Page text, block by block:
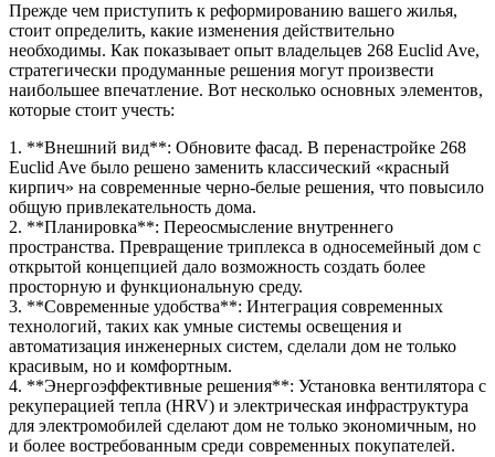
Прежде чем приступить к реформированию вашего жилья,
стоит определить, какие изменения действительно
необходимы. Как показывает опыт владельцев 268 Euclid Ave,
стратегически продуманные решения могут произвести
наибольшее впечатление. Вот несколько основных элементов,
которые стоит учесть:
1. **Внешний вид**: Обновите фасад. В перенастройке 268
Euclid Ave было решено заменить классический «красный
кирпич» на современные черно-белые решения, что повысило
общую привлекательность дома.
2. **Планировка**: Переосмысление внутреннего
пространства. Превращение триплекса в односемейный дом с
открытой концепцией дало возможность создать более
просторную и функциональную среду.
3. **Современные удобства**: Интеграция современных
технологий, таких как умные системы освещения и
автоматизация инженерных систем, сделали дом не только
красивым, но и комфортным.
4. **Энергоэффективные решения**: Установка вентилятора с
рекуперацией тепла (HRV) и электрическая инфраструктура
для электромобилей сделают дом не только экономичным, но
и более востребованным среди современных покупателей.